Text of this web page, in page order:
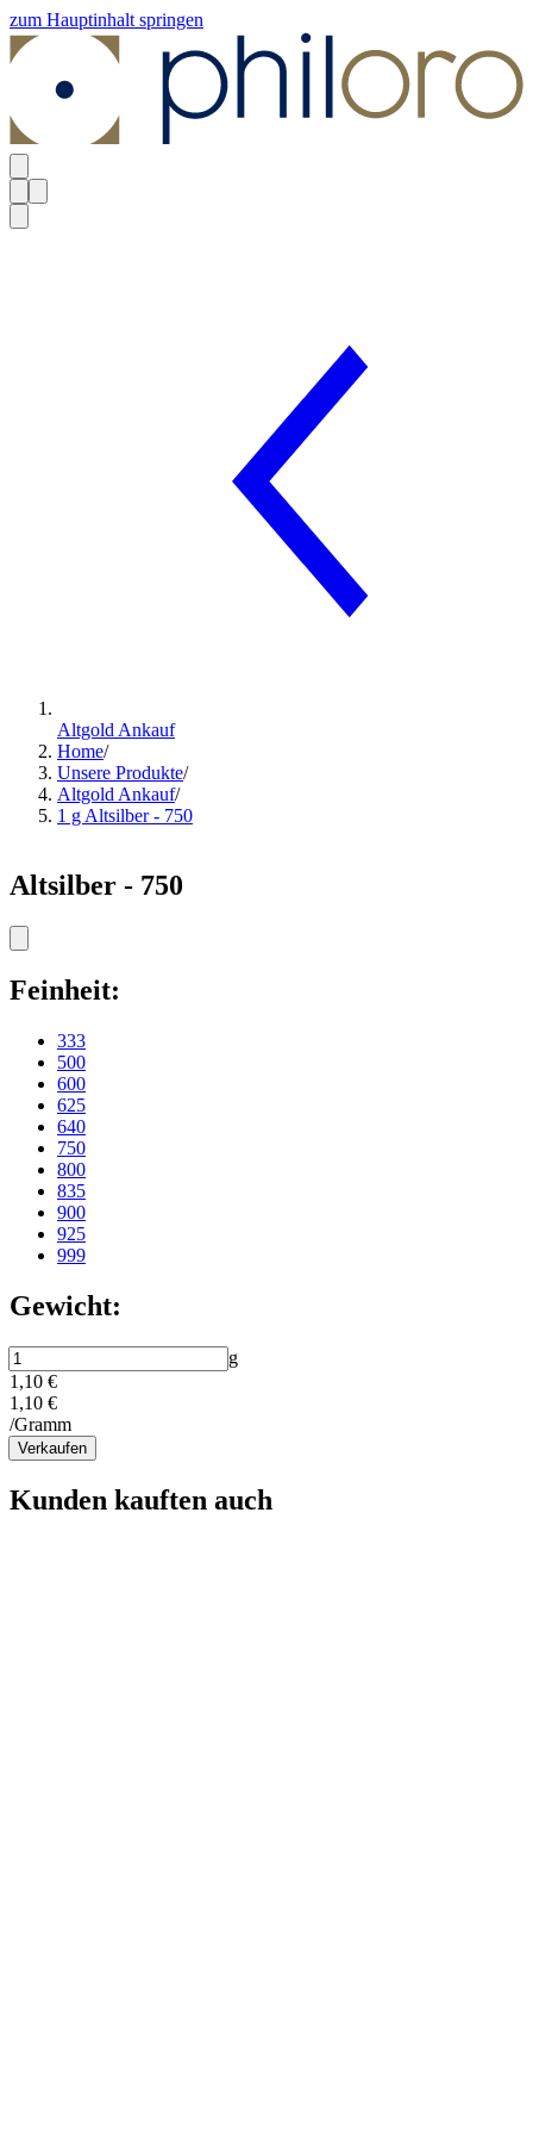
zum Hauptinhalt springen
Altgold Ankauf
Home/
Unsere Produkte/
Altgold Ankauf/
1 g Altsilber - 750
Altsilber - 750
Feinheit:
333
500
600
625
640
750
800
835
900
925
999
Gewicht:
g
1,10 €
1,10 €
/Gramm
Verkaufen
Kunden kauften auch